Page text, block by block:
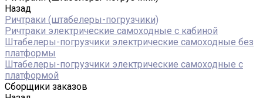
Назад
Ричтраки (штабелеры-погрузчики)
Ричтраки электрические самоходные с кабиной
Штабелеры-погрузчики электрические самоходные без
платформы
Штабелеры-погрузчики электрические самоходные с
платформой
Сборщики заказов